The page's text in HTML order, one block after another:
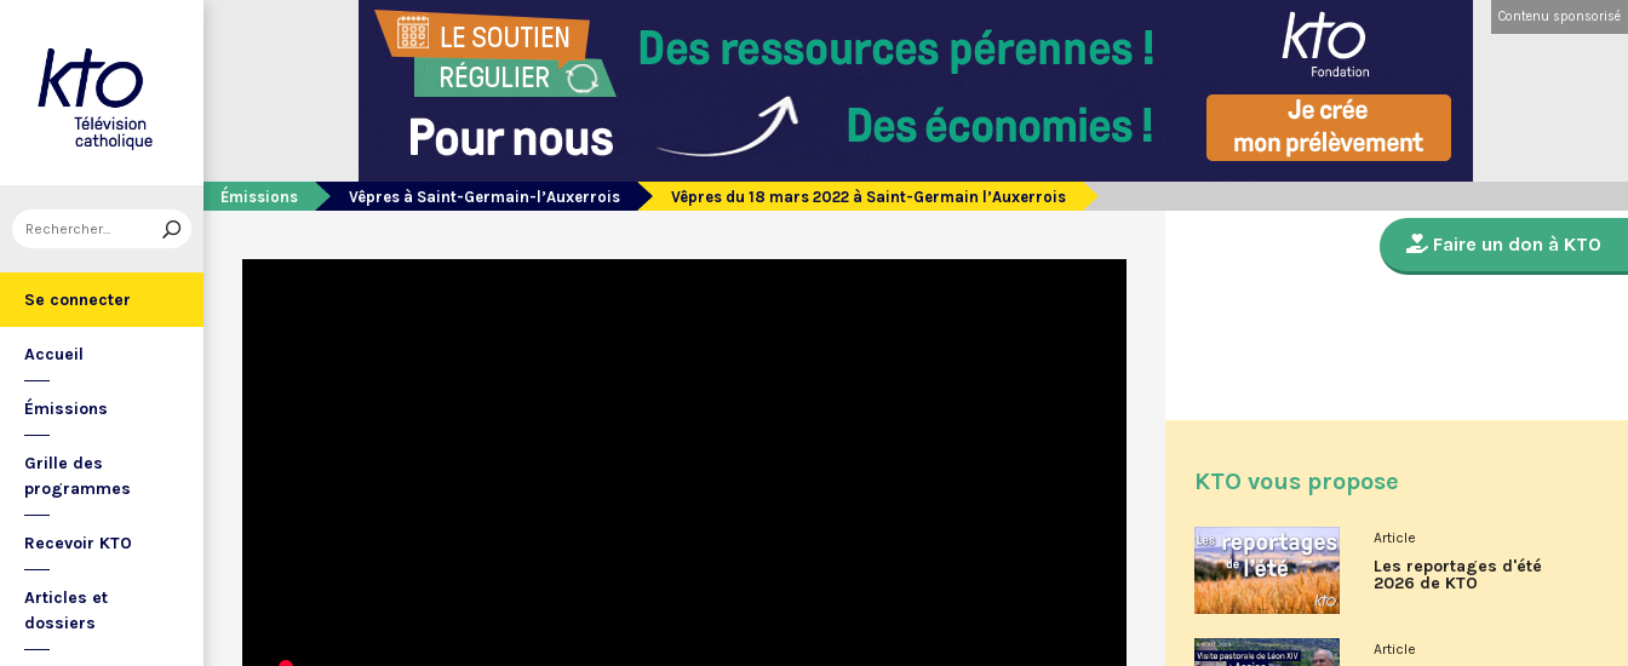
Se connecter
Accueil
Émissions
Grille des
programmes
Recevoir KTO
Articles et
dossiers
Contenu sponsorisé
Émissions Vêpres à Saint-Germain-l’Auxerrois Vêpres du 18 mars 2022 à Saint-Germain l’Auxerrois
Faire un don à KTO
KTO vous propose
Article
Les reportages d'été
2026 de KTO
Article